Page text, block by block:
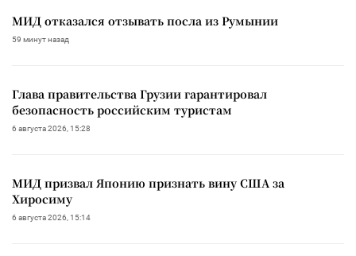
МИД отказался отзывать посла из Румынии
59 минут назад
Глава правительства Грузии гарантировал
безопасность российским туристам
6 августа 2026, 15:28
МИД призвал Японию признать вину США за
Хиросиму
6 августа 2026, 15:14